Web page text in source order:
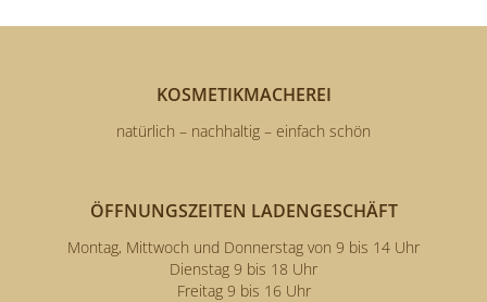
KOSMETIKMACHEREI
natürlich – nachhaltig – einfach schön
ÖFFNUNGSZEITEN LADENGESCHÄFT
Montag, Mittwoch und Donnerstag von 9 bis 14 Uhr
Dienstag 9 bis 18 Uhr
Freitag 9 bis 16 Uhr